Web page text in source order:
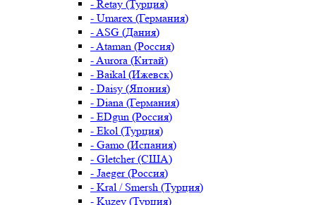
- Retay (Турция)
- Umarex (Германия)
- ASG (Дания)
- Ataman (Россия)
- Aurora (Китай)
- Baikal (Ижевск)
- Daisy (Япония)
- Diana (Германия)
- EDgun (Россия)
- Ekol (Турция)
- Gamo (Испания)
- Gletcher (США)
- Jaeger (Россия)
- Kral / Smersh (Турция)
- Kuzey (Турция)